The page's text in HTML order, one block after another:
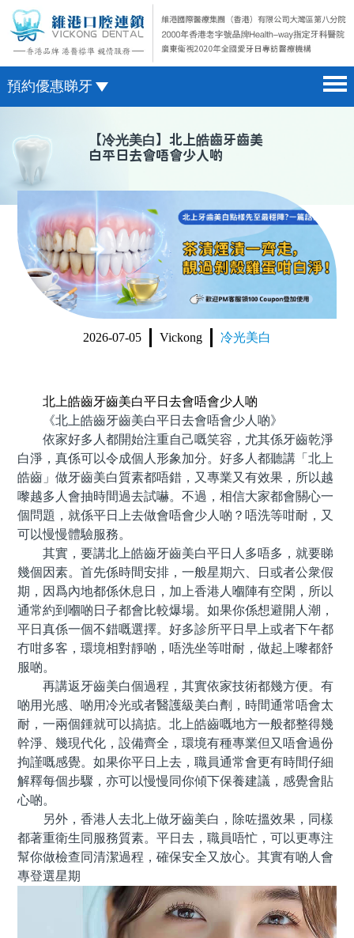
預約優惠睇牙
醫院簡介 hospital introduction
醫生介紹 doctor introduction
醫療新聞 medical news
種植牙 dental implant
箍牙 orthodontics
收費標準 change standard
微信預約
WhatsApp預約
【冷光美白】北上皓齒牙齒美
白平日去會唔會少人啲
2026-07-05 Vickong 冷光美白
北上皓齒牙齒美白平日去會唔會少人啲
《北上皓齒牙齒美白平日去會唔會少人啲》
依家好多人都開始注重自己嘅笑容，尤其係牙齒乾淨
白淨，真係可以令成個人形象加分。好多人都聽講「北上
皓齒」做牙齒美白質素都唔錯，又專業又有效果，所以越
嚟越多人會抽時間過去試嚇。不過，相信大家都會關心一
個問題，就係平日上去做會唔會少人啲？唔洗等咁耐，又
可以慢慢體驗服務。
其實，要講北上皓齒牙齒美白平日人多唔多，就要睇
幾個因素。首先係時間安排，一般星期六、日或者公衆假
期，因爲內地都係休息日，加上香港人嗰陣有空閑，所以
通常約到嗰啲日子都會比較爆場。如果你係想避開人潮，
平日真係一個不錯嘅選擇。好多診所平日早上或者下午都
冇咁多客，環境相對靜啲，唔洗坐等咁耐，做起上嚟都舒
服啲。
再講返牙齒美白個過程，其實依家技術都幾方便。有
啲用光感、啲用冷光或者醫護級美白劑，時間通常唔會太
耐，一兩個鍾就可以搞掂。北上皓齒嘅地方一般都整得幾
幹淨、幾現代化，設備齊全，環境有種專業但又唔會過份
拘謹嘅感覺。如果你平日上去，職員通常會更有時間仔細
解釋每個步驟，亦可以慢慢同你傾下保養建議，感覺會貼
心啲。
另外，香港人去北上做牙齒美白，除咗搵效果，同樣
都著重衛生同服務質素。平日去，職員唔忙，可以更專注
幫你做檢查同清潔過程，確保安全又放心。其實有啲人會
專登選星期